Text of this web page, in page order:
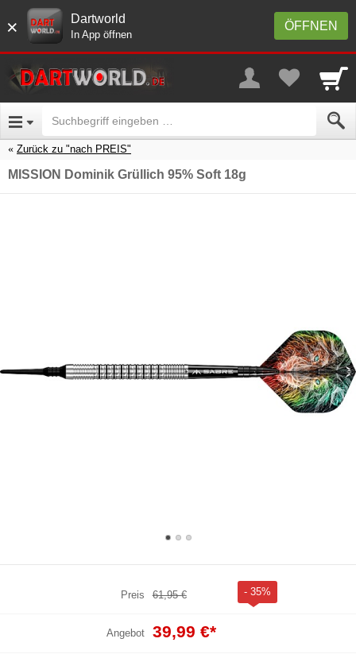
× ÖFFNEN
Dartworld
In App öffnen
Zurück zu "nach PREIS"
MISSION Dominik Grüllich 95% Soft 18g
Preis 61,95 € - 35%
Angebot 39,99 €*